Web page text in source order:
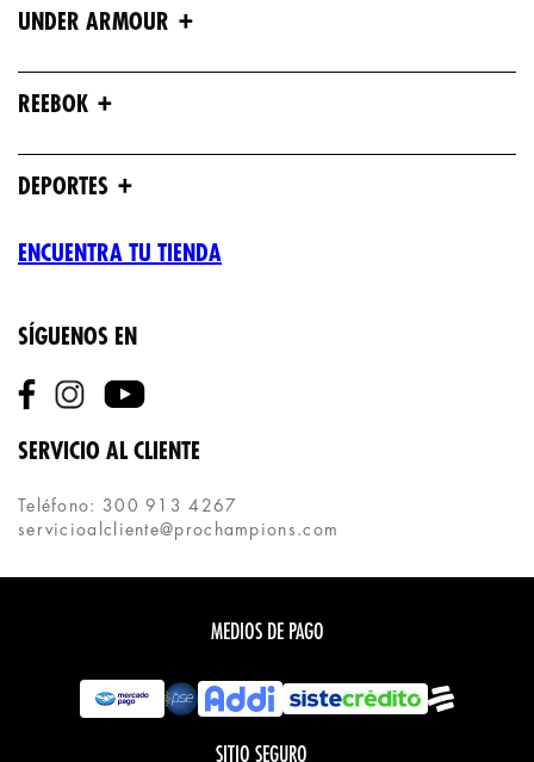
UNDER ARMOUR +
REEBOK +
DEPORTES +
ENCUENTRA TU TIENDA
SÍGUENOS EN
SERVICIO AL CLIENTE
Teléfono: 300 913 4267
servicioalcliente@prochampions.com
MEDIOS DE PAGO
SITIO SEGURO